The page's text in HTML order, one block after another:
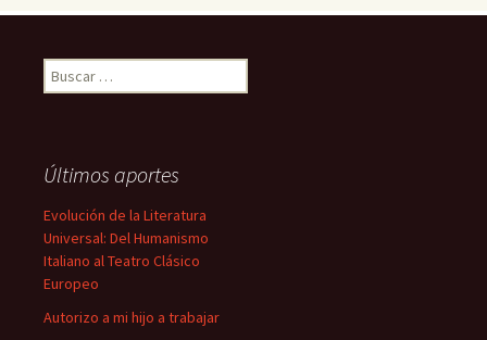
Buscar:
Últimos aportes
Evolución de la Literatura
Universal: Del Humanismo
Italiano al Teatro Clásico
Europeo
Autorizo a mi hijo a trabajar